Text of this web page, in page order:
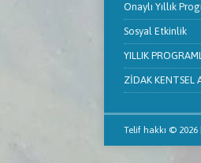
Onaylı Yıllık
Sosyal Etkinlik
YILLIK
ZİDAK KENTSEL
Telif hakkı © 2026 |